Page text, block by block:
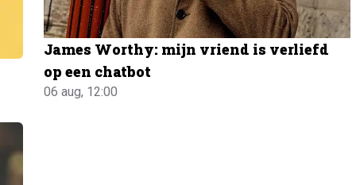
James Worthy: mijn vriend is verliefd
op een chatbot
06 aug, 12:00